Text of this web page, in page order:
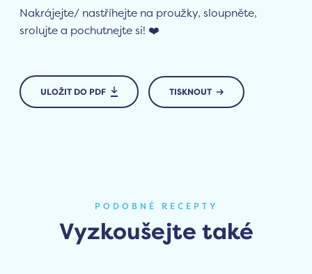
Nakrájejte/ nastříhejte na proužky, sloupněte,
srolujte a pochutnejte si! ❤️
ULOŽIT DO PDF TISKNOUT
PODOBNÉ RECEPTY
Vyzkoušejte také